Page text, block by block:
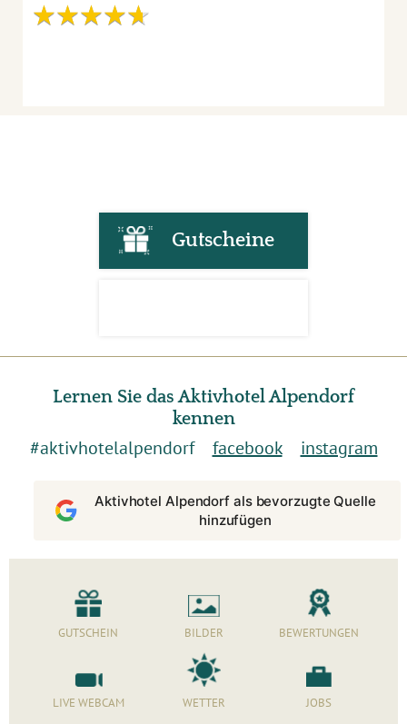
Gutscheine
Lernen Sie das Aktivhotel Alpendorf
kennen
#aktivhotelalpendorf facebook instagram
Aktivhotel Alpendorf als bevorzugte Quelle
hinzufügen
GUTSCHEIN BILDER BEWERTUNGEN
LIVE WEBCAM WETTER JOBS